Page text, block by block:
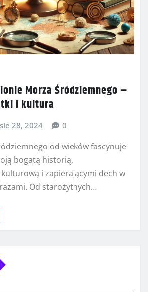
Morza Śródziemnego –
i kultura
sie 28, 2024 0
od wieków fascynuje
bogatą historią,
i zapierającymi dech w
Od starożytnych…